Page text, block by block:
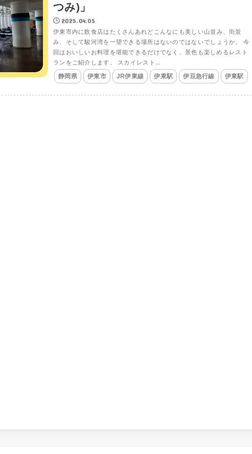
つみ)」
2025.04.05
伊東市内に飲食店はたくさんあれどこんなにも美しい山並み、街並
み、そして駿河湾を一望できる場所はないのではないでしょうか。 今
回はおいしいお料理を堪能できるだけでなく、景色も楽しめるレスト
ランをご紹介します。 スカイレスト...
静岡県 伊東市 JR伊東線 伊東駅 伊豆急行線 伊東駅